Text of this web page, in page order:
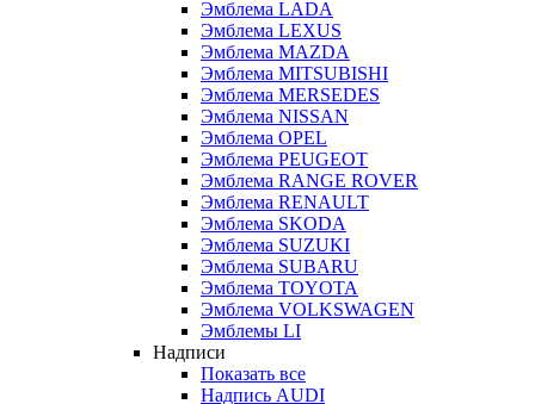
Эмблема LADA
Эмблема LEXUS
Эмблема MAZDA
Эмблема MITSUBISHI
Эмблема MERSEDES
Эмблема NISSAN
Эмблема OPEL
Эмблема PEUGEOT
Эмблема RANGE ROVER
Эмблема RENAULT
Эмблема SKODA
Эмблема SUZUKI
Эмблема SUBARU
Эмблема TOYOTA
Эмблема VOLKSWAGEN
Эмблемы LI
Надписи
Показать все
Надпись AUDI